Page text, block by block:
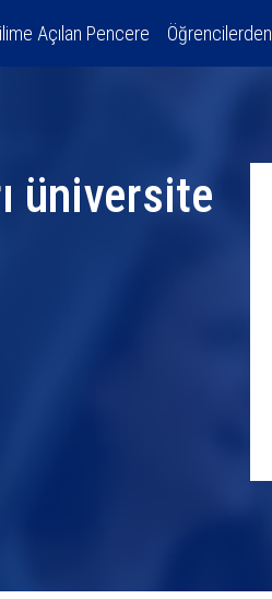
Açılan Pencere Öğrencilerden
üniversite